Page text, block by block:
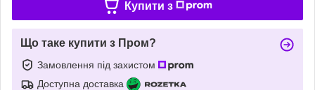
Купити з
Що таке купити з Пром?
Замовлення під захистом
Доступна доставка